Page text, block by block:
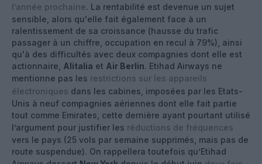
l’année prochaine. La rentabilité est devenue un sujet
sensible, alors qu'elle fait également face à un
ralentissement de sa croissance (hausse du trafic
passager à un chiffre, occupation en recul à 79%), ainsi
qu'à des difficultés avec deux compagnies dont elle est
actionnaire, Alitalia et Air Berlin. Etihad Airways ne
mentionne pas les restrictions sur les appareils
électroniques dans les cabines, imposées par les Etats-
Unis à neuf compagnies aériennes dont elle fait partie
tout comme Emirates, cette dernière ayant pourtant utilisé
l’argument pour justifier les réductions de fréquences
vers le pays (25 vols par semaine supprimés, mais pas de
route suspendue). On rappellera toutefois qu’Etihad